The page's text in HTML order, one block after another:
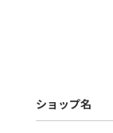
ショップ名